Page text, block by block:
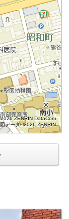
ZENRIN DataCom
データ©2026 ZENRIN